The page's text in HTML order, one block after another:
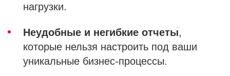
нагрузки.
Неудобные и негибкие отчеты,
которые нельзя настроить под ваши
уникальные бизнес-процессы.